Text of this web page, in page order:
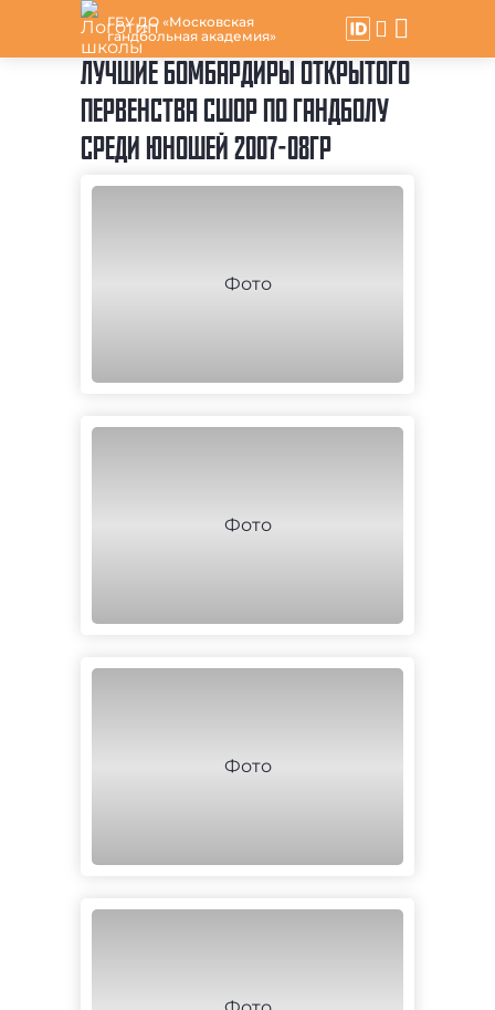
ГБУ ДО «Московская
гандбольная академия»
ЛУЧШИЕ БОМБАРДИРЫ ОТКРЫТОГО
ПЕРВЕНСТВА СШОР ПО ГАНДБОЛУ
СРЕДИ ЮНОШЕЙ 2007-08ГР